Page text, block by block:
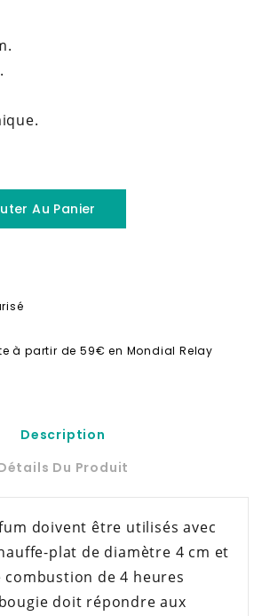
Au Panier
à partir de 59€ en Mondial Relay
Description
Du Produit
doivent être utilisés avec
plat de diamètre 4 cm et
combustion de 4 heures
doit répondre aux